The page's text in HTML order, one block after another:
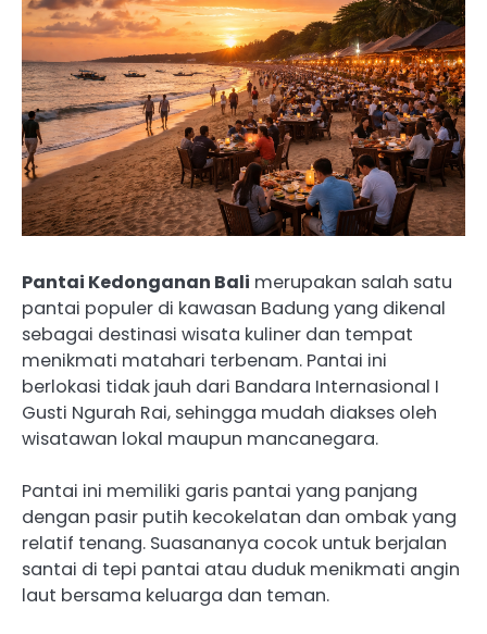
Pantai Kedonganan Bali merupakan salah satu
pantai populer di kawasan Badung yang dikenal
sebagai destinasi wisata kuliner dan tempat
menikmati matahari terbenam. Pantai ini
berlokasi tidak jauh dari Bandara Internasional I
Gusti Ngurah Rai, sehingga mudah diakses oleh
wisatawan lokal maupun mancanegara.
Pantai ini memiliki garis pantai yang panjang
dengan pasir putih kecokelatan dan ombak yang
relatif tenang. Suasananya cocok untuk berjalan
santai di tepi pantai atau duduk menikmati angin
laut bersama keluarga dan teman.